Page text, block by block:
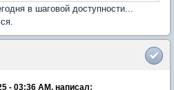
в шаговой доступности...
- 03:36 AM, написал: